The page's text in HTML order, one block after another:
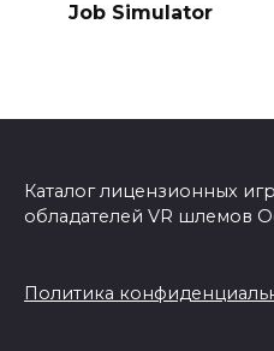
Job Simulator
Каталог лицензионных
обладателей VR шлемов
Политика